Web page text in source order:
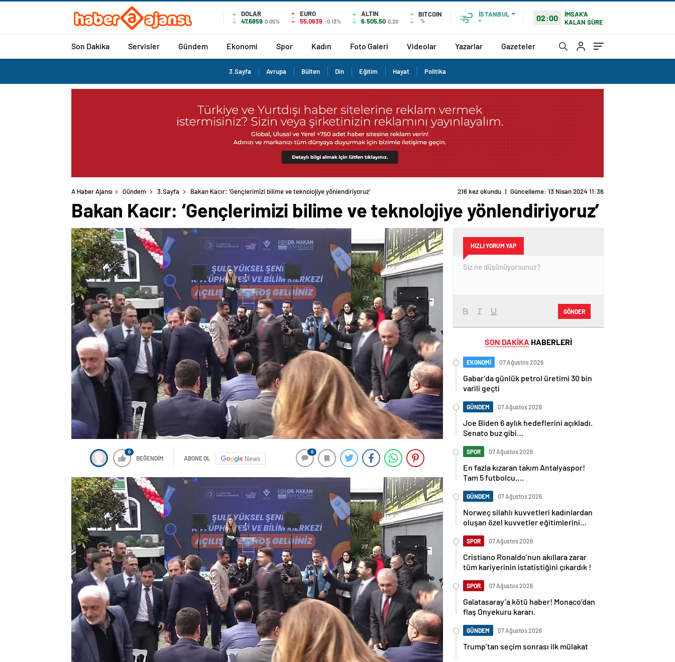
DOLAR
47,6859 0.05%
EURO
55,0639 -0.13%
ALTIN
6.505,50 0,20
BITCOIN
%
İSTANBUL
°
02:00
İMSAK'A
KALAN SÜRE
Son Dakika Servisler Gündem Ekonomi Spor Kadın Foto Galeri Videolar Yazarlar Gazeteler
3.Sayfa Avrupa Bülten Din Eğitim Hayat Politika
A Haber Ajansı Gündem 3.Sayfa Bakan Kacır: ‘Gençlerimizi bilime ve teknolojiye yönlendiriyoruz’ 216 kez okundu | Güncelleme: 13 Nisan 2024 11:36
Bakan Kacır: ‘Gençlerimizi bilime ve teknolojiye yönlendiriyoruz’
0
BEĞENDİM ABONE OL News
0
HIZLI YORUM YAP
GÖNDER
SON DAKİKA HABERLERİ
EKONOMİ 07 Ağustos 2026
Gabar’da günlük petrol üretimi 30 bin
varili geçti
GÜNDEM 07 Ağustos 2026
Joe Biden 6 aylık hedeflerini açıkladı.
Senato buz gibi…
SPOR 07 Ağustos 2026
En fazla kızaran takım Antalyaspor!
Tam 5 futbolcu….
GÜNDEM 07 Ağustos 2026
Norweç silahlı kuvvetleri kadınlardan
oluşan özel kuvvetler eğitimlerini
SPOR 07 Ağustos 2026
Cristiano Ronaldo’nun akıllara zarar
tüm kariyerinin istatistiğini çıkardık !
SPOR 07 Ağustos 2026
Galatasaray’a kötü haber! Monaco’dan
flaş Onyekuru kararı.
GÜNDEM 07 Ağustos 2026
Trump’tan seçim sonrası ilk mülakat